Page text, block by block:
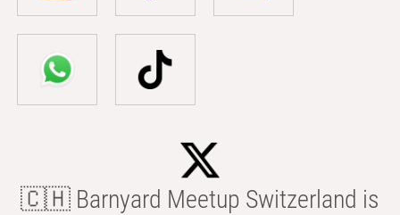
🇨🇭 Barnyard Meetup Switzerland is